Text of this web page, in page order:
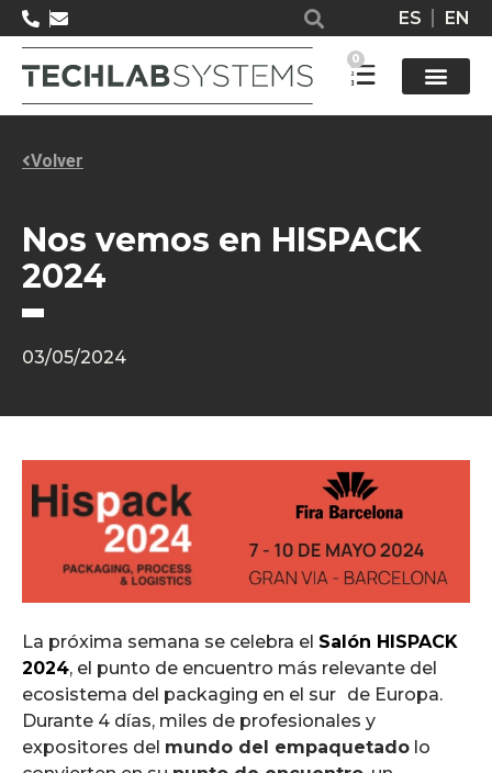
ES EN
0
Volver
Nos vemos en HISPACK
2024
03/05/2024
La próxima semana se celebra el Salón HISPACK
2024, el punto de encuentro más relevante del
ecosistema del packaging en el sur de Europa.
Durante 4 días, miles de profesionales y
expositores del mundo del empaquetado lo